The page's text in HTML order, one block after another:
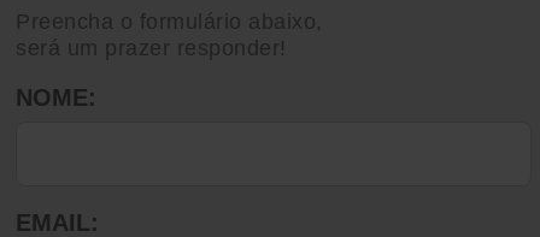
Preencha o formulário abaixo,
será um prazer responder!
NOME:
EMAIL: